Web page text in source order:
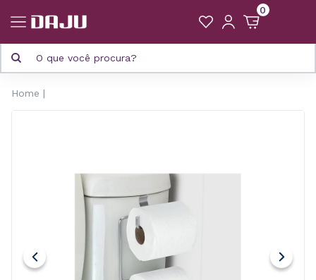
0
Home